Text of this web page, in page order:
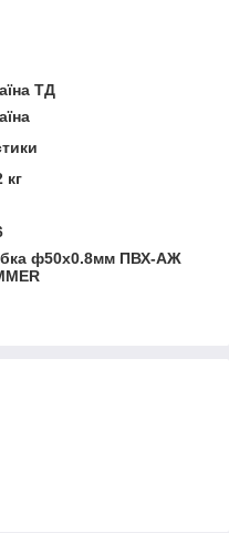
ТД
кг
ф50х0.8мм ПВХ-АЖ